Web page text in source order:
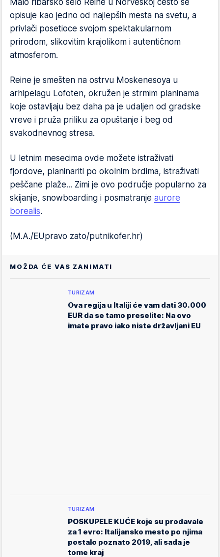
Malo ribarsko selo Reine u Norveškoj često se
opisuje kao jedno od najlepših mesta na svetu, a
privlači posetioce svojom spektakularnom
prirodom, slikovitim krajolikom i autentičnom
atmosferom.
Reine je smešten na ostrvu Moskenesoya u
arhipelagu Lofoten, okružen je strmim planinama
koje ostavljaju bez daha pa je udaljen od gradske
vreve i pruža priliku za opuštanje i beg od
svakodnevnog stresa.
U letnim mesecima ovde možete istraživati
fjordove, planinariti po okolnim brdima, istraživati ​​
peščane plaže... Zimi je ovo područje popularno za
skijanje, snowboarding i posmatranje aurore
borealis.
(M.A./EUpravo zato/putnikofer.hr)
MOŽDA ĆE VAS ZANIMATI
TURIZAM
Ova regija u Italiji će vam dati 30.000
EUR da se tamo preselite: Na ovo
imate pravo iako niste državljani EU
TURIZAM
POSKUPELE KUĆE koje su prodavale
za 1 evro: Italijansko mesto po njima
postalo poznato 2019, ali sada je
tome kraj